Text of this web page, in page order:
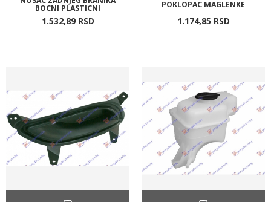
BOCNI PLASTICNI
1.532,89 RSD
POKLOPAC MAGLENKE
1.174,85 RSD